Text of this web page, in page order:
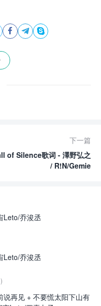
  
下一篇
of Silence歌词 - 澤野弘之
/ R!N/Gemie
Leto/乔浚丞
Leto/乔浚丞
说再见 + 不要慌太阳下山有